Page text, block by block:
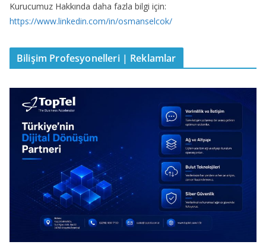
Kurucumuz Hakkında daha fazla bilgi için:
https://www.linkedin.com/in/osmanselcok/
Bilişim Profesyonelleri | Reklamlar